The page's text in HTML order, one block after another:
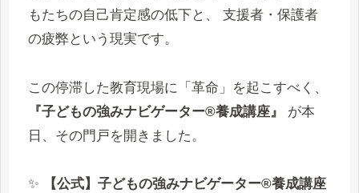
もたちの自己肯定感の低下と、 支援者・保護者
の疲弊という現実です。
この停滞した教育現場に「革命」を起こすべく、
『子どもの強みナビゲーター®養成講座』
が本
日、その門戸を開きました。
✨ 【公式】子どもの強みナビゲーター®養成講座